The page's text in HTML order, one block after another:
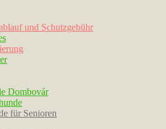
und Schutzgebühr
Dombovár
für Senioren